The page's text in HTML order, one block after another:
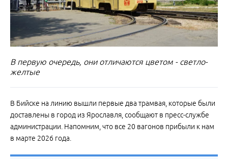
В первую очередь, они отличаются цветом - светло-
желтые
В Бийске на линию вышли первые два трамвая, которые были
доставлены в город из Ярославля, сообщают в пресс-службе
администрации. Напомним, что все 20 вагонов прибыли к нам
в марте 2026 года.